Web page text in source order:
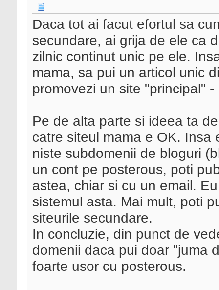
Daca tot ai facut efortul sa
secundare, ai grija de ele ca
zilnic continut unic pe ele.
mama, sa pui un articol unic
promovezi un site "principal"
Pe de alta parte si ideea ta
catre siteul mama e OK.
niste subdomenii de bloguri
un cont pe posterous, poti
astea, chiar si cu un email.
sistemul asta. Mai mult, poti
siteurile secundare.
In concluzie, din punct de
domenii daca pui doar "juma
foarte usor cu posterous.